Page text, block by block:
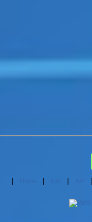
| | |